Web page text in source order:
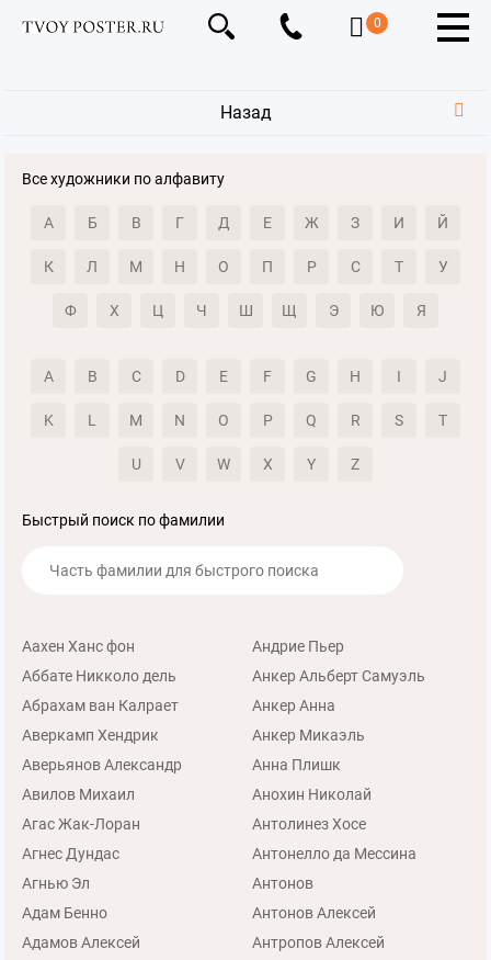
0
Назад
Все художники по алфавиту
А Б В Г Д Е Ж З И Й
К Л М Н О П Р С Т У
Ф Х Ц Ч Ш Щ Э Ю Я
A B C D E F G H I J
K L M N O P Q R S T
U V W X Y Z
Быстрый поиск по фамилии
Аахен Ханс фон
Аббате Никколо дель
Абрахам ван Калрает
Аверкамп Хендрик
Аверьянов Александр
Авилов Михаил
Агас Жак-Лоран
Агнес Дундас
Агнью Эл
Адам Бенно
Адамов Алексей
Андрие Пьер
Анкер Альберт Самуэль
Анкер Анна
Анкер Микаэль
Анна Плишк
Анохин Николай
Антолинез Хосе
Антонелло да Мессина
Антонов
Антонов Алексей
Антропов Алексей